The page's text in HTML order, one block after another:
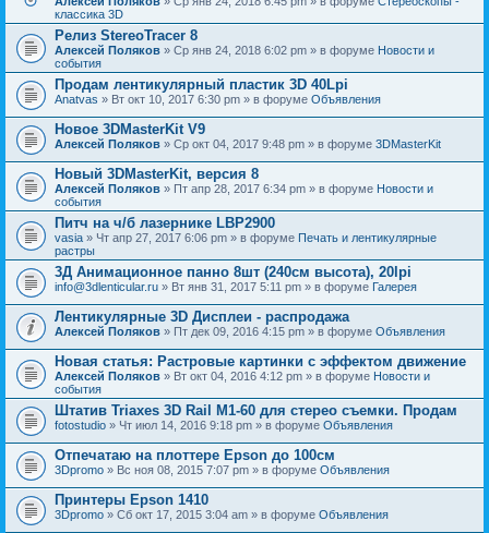
классика 3D
Релиз StereoTracer 8
Алексей Поляков » Ср янв 24, 2018 6:02 pm » в форуме Новости и
события
Продам лентикулярный пластик 3D 40Lpi
Anatvas » Вт окт 10, 2017 6:30 pm » в форуме Объявления
Новое 3DMasterKit V9
Алексей Поляков » Ср окт 04, 2017 9:48 pm » в форуме 3DMasterKit
Новый 3DMasterKit, версия 8
Алексей Поляков » Пт апр 28, 2017 6:34 pm » в форуме Новости и
события
Питч на ч/б лазернике LBP2900
vasia » Чт апр 27, 2017 6:06 pm » в форуме Печать и лентикулярные
растры
3Д Анимационное панно 8шт (240см высота), 20lpi
info@3dlenticular.ru » Вт янв 31, 2017 5:11 pm » в форуме Галерея
Лентикулярные 3D Дисплеи - распродажа
Алексей Поляков » Пт дек 09, 2016 4:15 pm » в форуме Объявления
Новая статья: Растровые картинки с эффектом движение
Алексей Поляков » Вт окт 04, 2016 4:12 pm » в форуме Новости и
события
Штатив Triaxes 3D Rail M1-60 для стерео съемки. Продам
fotostudio » Чт июл 14, 2016 9:18 pm » в форуме Объявления
Отпечатаю на плоттере Epson до 100см
3Dpromo » Вс ноя 08, 2015 7:07 pm » в форуме Объявления
Принтеры Epson 1410
3Dpromo » Сб окт 17, 2015 3:04 am » в форуме Объявления